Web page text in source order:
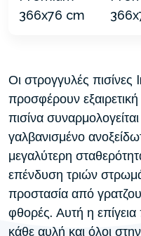
Οι στρογγυλές
προσφέρουν
πισίνα
γαλβανισμένο
μεγαλύτερη
επένδυση τριών
προστασία από
φθορές. Αυτή η
κάθε αυλή και όλοι